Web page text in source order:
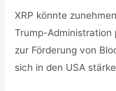
XRP könnte
Trump-Administration
zur Förderung von
sich in den USA